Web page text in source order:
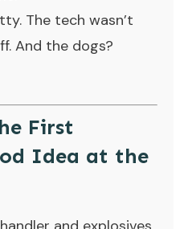
The tech wasn’t
And the dogs?
First
Idea at the